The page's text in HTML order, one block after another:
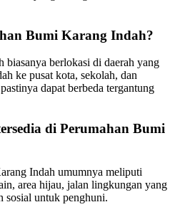
Bumi Karang Indah?
biasanya berlokasi di daerah yang
ke pusat kota, sekolah, dan
dapat berbeda tergantung
di Perumahan Bumi
Indah umumnya meliputi
area hijau, jalan lingkungan yang
sosial untuk penghuni.